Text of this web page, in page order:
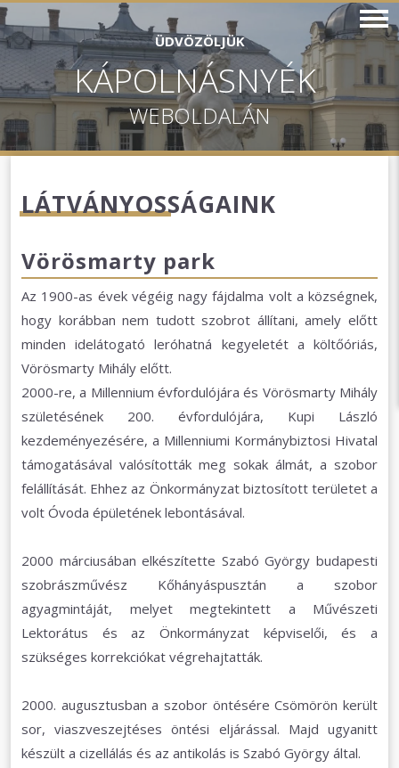
ÜDVÖZÖLJÜK
KÁPOLNÁSNYÉK
WEBOLDALÁN
LÁTVÁNYOSSÁGAINK
Vörösmarty park
Az 1900-as évek végéig nagy fájdalma volt a községnek,
hogy korábban nem tudott szobrot állítani, amely előtt
minden idelátogató leróhatná kegyeletét a költőóriás,
Vörösmarty Mihály előtt.
2000-re, a Millennium évfordulójára és Vörösmarty Mihály
születésének 200. évfordulójára, Kupi László
kezdeményezésére, a Millenniumi Kormánybiztosi Hivatal
támogatásával valósították meg sokak álmát, a szobor
felállítását. Ehhez az Önkormányzat biztosított területet a
volt Óvoda épületének lebontásával.
2000 márciusában elkészítette Szabó György budapesti
szobrászművész Kőhányáspusztán a szobor
agyagmintáját, melyet megtekintett a Művészeti
Lektorátus és az Önkormányzat képviselői, és a
szükséges korrekciókat végrehajtatták.
2000. augusztusban a szobor öntésére Csömörön került
sor, viaszveszejtéses öntési eljárással. Majd ugyanitt
készült a cizellálás és az antikolás is Szabó György által.